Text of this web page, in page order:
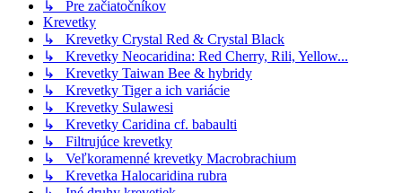
↳ Pre začiatočníkov
Krevetky
↳ Krevetky Crystal Red & Crystal Black
↳ Krevetky Neocaridina: Red Cherry, Rili, Yellow...
↳ Krevetky Taiwan Bee & hybridy
↳ Krevetky Tiger a ich variácie
↳ Krevetky Sulawesi
↳ Krevetky Caridina cf. babaulti
↳ Filtrujúce krevetky
↳ Veľkoramenné krevetky Macrobrachium
↳ Krevetka Halocaridina rubra